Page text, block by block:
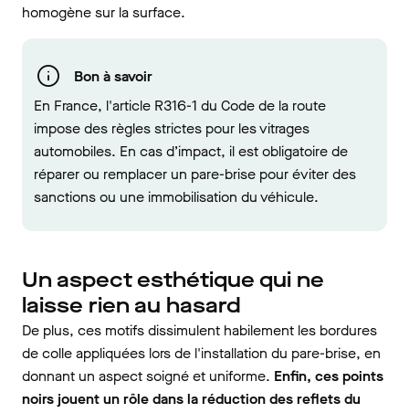
homogène sur la surface.
Bon à savoir
En France, l'article R316-1 du Code de la route
impose des règles strictes pour les vitrages
automobiles. En cas d’impact, il est obligatoire de
réparer ou remplacer un pare-brise pour éviter des
sanctions ou une immobilisation du véhicule.
Un aspect esthétique qui ne
laisse rien au hasard
De plus, ces motifs dissimulent habilement les bordures
de colle appliquées lors de l'installation du pare-brise, en
donnant un aspect soigné et uniforme. Enfin, ces points
noirs jouent un rôle dans la réduction des reflets du